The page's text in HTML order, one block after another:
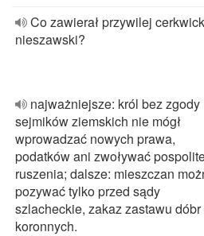
Co zawierał przywilej
nieszawski?
najważniejsze: król bez zgody
sejmików ziemskich nie mógł
wprowadzać nowych prawa,
podatków ani zwoływać
ruszenia; dalsze: mieszczan
pozywać tylko przed sądy
szlacheckie, zakaz zastawu dóbr
koronnych.